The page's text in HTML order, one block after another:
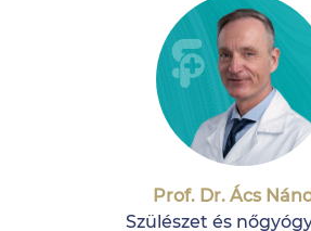
Prof. Dr. Ács
Szülészet és